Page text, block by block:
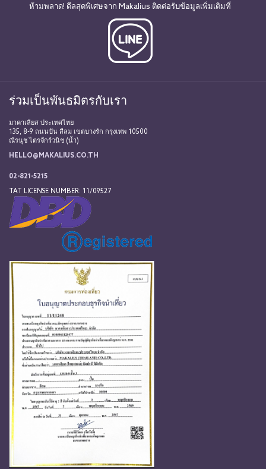
ห้ามพลาด! ดีลสุดพิเศษจาก Makalius ติดต่อรับข้อมูลเพิ่มเติมที่
ร่วมเป็นพันธมิตรกับเรา
มาคาเลียส ประเทศไทย
135, 8-9 ถนนปัน สีลม เขตบางรัก กรุงเทพ 10500
ณีรนุช ไตรจักร์วนิช (น้ำ)
HELLO@MAKALIUS.CO.TH
02-821-5215
TAT LICENSE NUMBER: 11/09527